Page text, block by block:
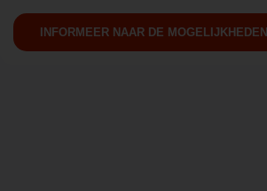
INFORMEER NAAR DE MOGELIJKHEDEN